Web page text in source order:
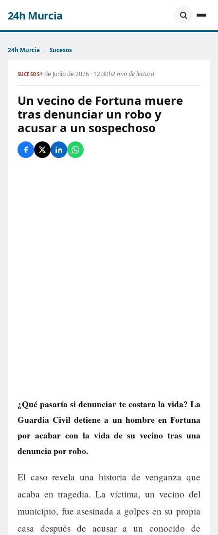
24h Murcia
24h Murcia › Sucesos
SUCESOS4 de Junio de 2026 · 12:30h2 min de lectura
Un vecino de Fortuna muere
tras denunciar un robo y
acusar a un sospechoso
¿Qué pasaría si denunciar te costara la vida? La
Guardia Civil detiene a un hombre en Fortuna
por acabar con la vida de su vecino tras una
denuncia por robo.
El caso revela una historia de venganza que
acaba en tragedia. La víctima, un vecino del
municipio, fue asesinada a golpes en su propia
casa después de acusar a un conocido de